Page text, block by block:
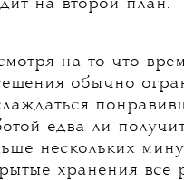
на второй план.
на то что
обычно
едва ли
нескольких
хранения все